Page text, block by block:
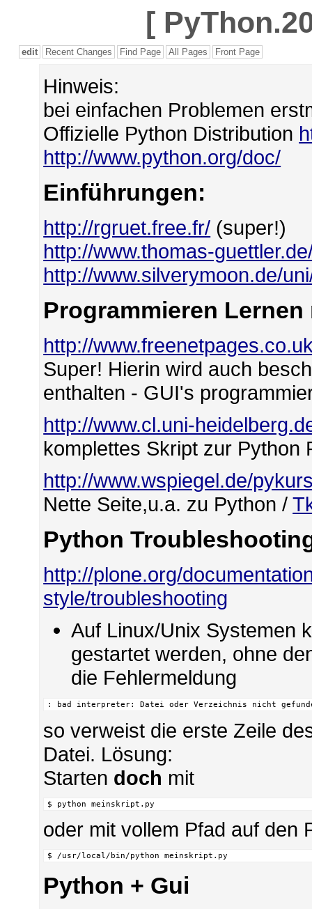
[
edit Recent Changes Find Page All Pages Front Page
Hinweis:
bei einfachen Problemen
Offizielle Python Distribution
http://www.python.org/doc/
Einführungen:
http://rgruet.free.fr/ (super!)
http://www.thomas-
http://www.silverymoon.de/
Programmieren Lernen
http://
Super! Hierin wird auch
enthalten - GUI's
http://www.cl.uni-
komplettes Skript zur Python
http://www.wspiegel.de/
Nette Seite,u.a. zu Python /
Python
http://plone.org/
style/troubleshooting
Auf Linux/Unix Systemen
gestartet werden, ohne
die Fehlermeldung
: bad interpreter: Datei oder Verzeichnis nicht
so verweist die erste Zeile
Datei. Lösung:
Starten doch mit
$ python meinskript.py
oder mit vollem Pfad auf den
$ /usr/local/bin/python meinskript.py
Python + Gui